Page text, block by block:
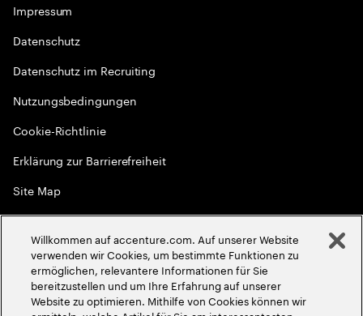
Impressum
Datenschutz
Datenschutz im Recruiting
Nutzungsbedingungen
Cookie-Richtlinie
Erklärung zur Barrierefreiheit
Site Map
Globale Meritokratie
2026Accenture. Alle Rechte vorbehalten
Willkommen auf accenture.com. Auf unserer Website
verwenden wir Cookies, um bestimmte Funktionen zu
ermöglichen, relevantere Informationen für Sie
bereitzustellen und um Ihre Erfahrung auf unserer
Website zu optimieren. Mithilfe von Cookies können wir